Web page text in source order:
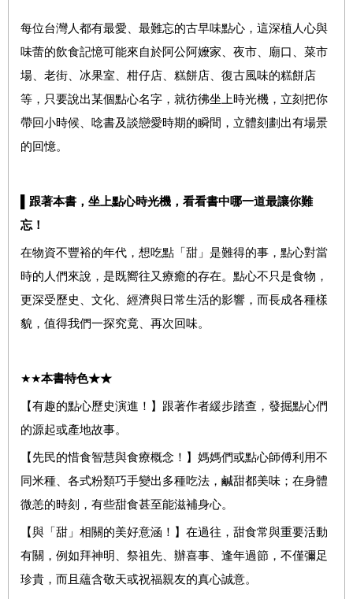
每位台灣人都有最愛、最難忘的古早味點心，這深植人心與
味蕾的飲食記憶可能來自於阿公阿嬤家、夜市、廟口、菜市
場、老街、冰果室、柑仔店、糕餅店、復古風味的糕餅店
等，只要說出某個點心名字，就彷彿坐上時光機，立刻把你
帶回小時候、唸書及談戀愛時期的瞬間，立體刻劃出有場景
的回憶。
跟著本書，坐上點心時光機，看看書中哪一道最讓你難
忘！
在物資不豐裕的年代，想吃點「甜」是難得的事，點心對當
時的人們來說，是既嚮往又療癒的存在。點心不只是食物，
更深受歷史、文化、經濟與日常生活的影響，而長成各種樣
貌，值得我們一探究竟、再次回味。
★★本書特色★★
【有趣的點心歷史演進！】跟著作者緩步踏查，發掘點心們
的源起或產地故事。
【先民的惜食智慧與食療概念！】媽媽們或點心師傅利用不
同米種、各式粉類巧手變出多種吃法，鹹甜都美味；在身體
微恙的時刻，有些甜食甚至能滋補身心。
【與「甜」相關的美好意涵！】在過往，甜食常與重要活動
有關，例如拜神明、祭祖先、辦喜事、逢年過節，不僅彌足
珍貴，而且蘊含敬天或祝福親友的真心誠意。